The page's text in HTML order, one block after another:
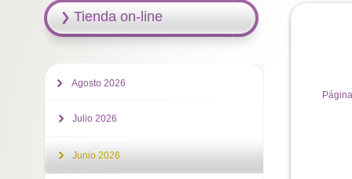
Tienda on-line
Agosto 2026
Julio 2026
Junio 2026